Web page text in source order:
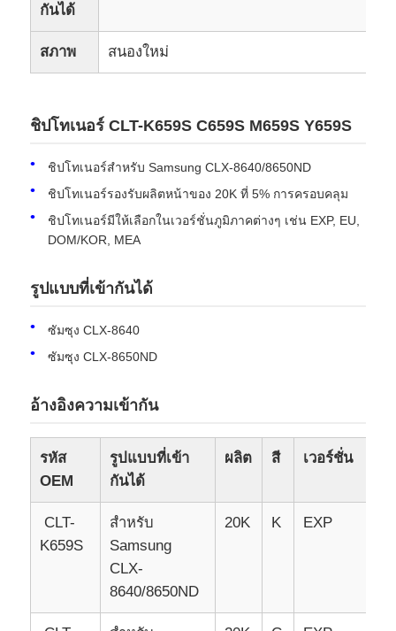
ติดต่อเรา
ข่าว
กันได้
สภาพ สนองใหม่
ชิปโทเนอร์ CLT-K659S C659S M659S Y659S
ชิปโทเนอร์สําหรับ Samsung CLX-8640/8650ND
ชิปโทเนอร์รองรับผลิตหน้าของ 20K ที่ 5% การครอบคลุม
ชิปโทเนอร์มีให้เลือกในเวอร์ชั่นภูมิภาคต่างๆ เช่น EXP, EU,
DOM/KOR, MEA
รูปแบบที่เข้ากันได้
ซัมซุง CLX-8640
ซัมซุง CLX-8650ND
อ้างอิงความเข้ากัน
รหัส
OEM
รูปแบบที่เข้า
กันได้
ผลิต สี เวอร์ชั่น
CLT-
K659S
สําหรับ
Samsung
CLX-
8640/8650ND
20K K EXP